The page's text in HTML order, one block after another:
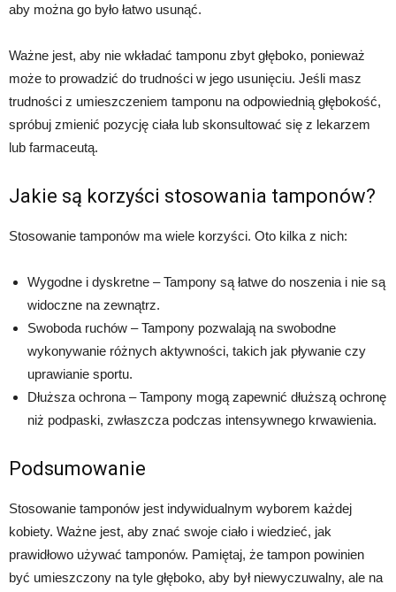
aby można go było łatwo usunąć.
Ważne jest, aby nie wkładać tamponu zbyt głęboko, ponieważ
może to prowadzić do trudności w jego usunięciu. Jeśli masz
trudności z umieszczeniem tamponu na odpowiednią głębokość,
spróbuj zmienić pozycję ciała lub skonsultować się z lekarzem
lub farmaceutą.
Jakie są korzyści stosowania tamponów?
Stosowanie tamponów ma wiele korzyści. Oto kilka z nich:
Wygodne i dyskretne – Tampony są łatwe do noszenia i nie są
widoczne na zewnątrz.
Swoboda ruchów – Tampony pozwalają na swobodne
wykonywanie różnych aktywności, takich jak pływanie czy
uprawianie sportu.
Dłuższa ochrona – Tampony mogą zapewnić dłuższą ochronę
niż podpaski, zwłaszcza podczas intensywnego krwawienia.
Podsumowanie
Stosowanie tamponów jest indywidualnym wyborem każdej
kobiety. Ważne jest, aby znać swoje ciało i wiedzieć, jak
prawidłowo używać tamponów. Pamiętaj, że tampon powinien
być umieszczony na tyle głęboko, aby był niewyczuwalny, ale na